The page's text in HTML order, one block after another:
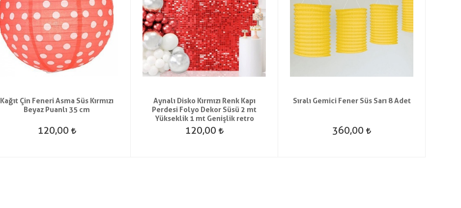
Kağıt Çin Feneri Asma Süs Kırmızı
Beyaz Puanlı 35 cm
120,00
Aynalı Disko Kırmızı Renk Kapı
Perdesi Folyo Dekor Süsü 2 mt
Yükseklik 1 mt Genişlik retro
120,00
Sıralı Gemici Fener Süs Sarı 8 Adet
360,00